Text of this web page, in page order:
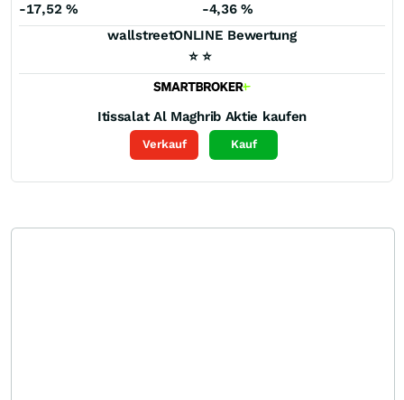
-17,52 % -4,36%
wallstreetONLINE Bewertung
⭐ ⭐
Itissalat Al Maghrib Aktie kaufen
Verkauf Kauf